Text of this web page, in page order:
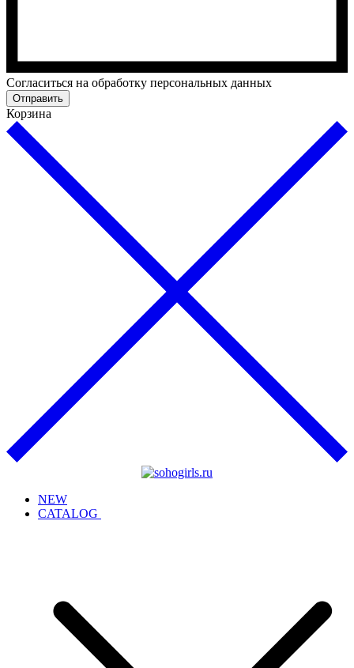
Согласиться на обработку персональных данных
Отправить
Корзина
NEW
CATALOG